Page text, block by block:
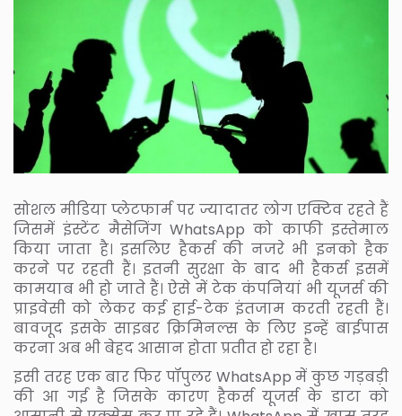
सोशल मीडिया प्लेटफार्म पर ज्यादातर लोग एक्टिव रहते हैं
जिसमें इंस्टेंट मैसेजिंग WhatsApp को काफी इस्तेमाल
किया जाता है। इसलिए हैकर्स की नजरे भी इनको हैक
करने पर रहती हैं। इतनी सुरक्षा के बाद भी हैकर्स इसमें
कामयाब भी हो जाते हैं। ऐसे में टेक कंपनियां भी यूजर्स की
प्राइवेसी को लेकर कई हाई-टेक इंतजाम करती रहती हैं।
बावजूद इसके साइबर क्रिमिनल्स के लिए इन्हें बाईपास
करना अब भी बेहद आसान होता प्रतीत हो रहा है।
इसी तरह एक बार फिर पॉपुलर WhatsApp में कुछ गड़बड़ी
की आ गई है जिसके कारण हैकर्स यूजर्स के डाटा को